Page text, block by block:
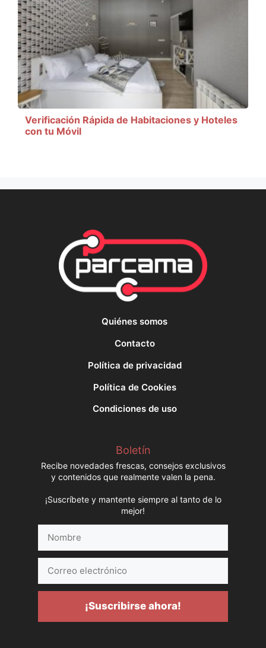
Verificación Rápida de Habitaciones y Hoteles
con tu Móvil
Quiénes somos
Contacto
Política de privacidad
Política de Cookies
Condiciones de uso
Boletín
Recibe novedades frescas, consejos exclusivos
y contenidos que realmente valen la pena.
¡Suscríbete y mantente siempre al tanto de lo
mejor!
electrónico
¡Suscribirse ahora!